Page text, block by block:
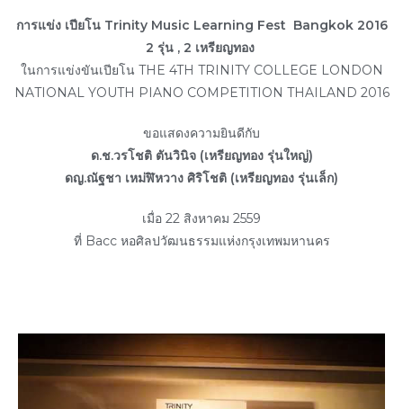
การแข่ง เปียโน Trinity Music Learning Fest Bangkok 2016
2 รุ่น , 2 เหรียญทอง
ในการแข่งขันเปียโน THE 4TH TRINITY COLLEGE LONDON
NATIONAL YOUTH PIANO COMPETITION THAILAND 2016
ขอแสดงความยินดีกับ
ด.ช.วรโชติ ตันวินิจ (เหรียญทอง รุ่นใหญ่)
ดญ.ณัฐชา เหม่ฬิหวาง ศิริโชติ (เหรียญทอง รุ่นเล็ก)
เมื่อ 22 สิงหาคม 2559
ที่ Bacc หอศิลปวัฒนธรรมแห่งกรุงเทพมหานคร